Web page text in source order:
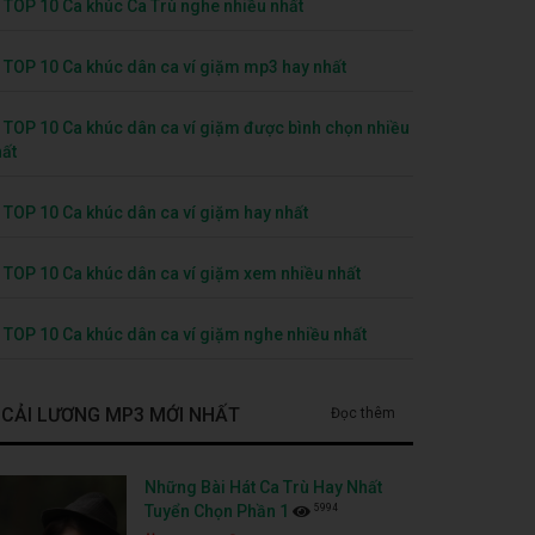
TOP 10 Ca khúc Ca Trù nghe nhiều nhất
TOP 10 Ca khúc dân ca ví giặm mp3 hay nhất
TOP 10 Ca khúc dân ca ví giặm được bình chọn nhiều
TOP 10 Ca khúc dân ca ví giặm hay nhất
TOP 10 Ca khúc dân ca ví giặm xem nhiều nhất
TOP 10 Ca khúc dân ca ví giặm nghe nhiều nhất
CẢI LƯƠNG MP3 MỚI NHẤT Đọc thêm
Những Bài Hát Ca Trù Hay Nhất
Tuyển Chọn Phần 1
5994